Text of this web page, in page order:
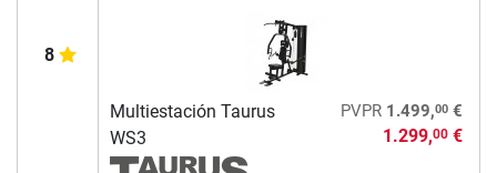
8
Multiestación Taurus
WS3
PVPR 1.499,00€
1.299,00€